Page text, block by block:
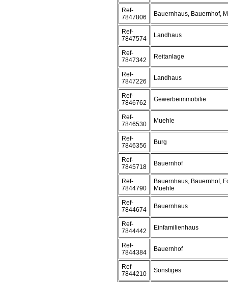
Ref-
7847806
Bauernhaus, Bauernhof,
Ref-
7847574
Landhaus
Ref-
7847342
Reitanlage
Ref-
7847226
Landhaus
Ref-
7846762
Gewerbeimmobilie
Ref-
7846530
Muehle
Ref-
7846356
Burg
Ref-
7845718
Bauernhof
Ref-
7844790
Bauernhaus, Bauernhof,
Muehle
Ref-
7844674
Bauernhaus
Ref-
7844442
Einfamilienhaus
Ref-
7844384
Bauernhof
Ref-
7844210
Sonstiges